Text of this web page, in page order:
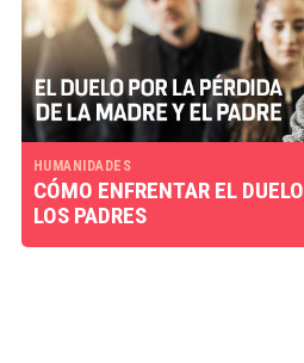
HUMANIDADES
CÓMO ENFRENTAR EL
LOS PADRES